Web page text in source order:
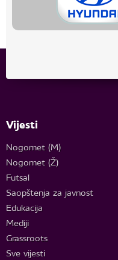
Vijesti
Nogomet (M)
Nogomet (Ž)
Futsal
Saopštenja za javnost
Edukacija
Mediji
Grassroots
Sve vijesti